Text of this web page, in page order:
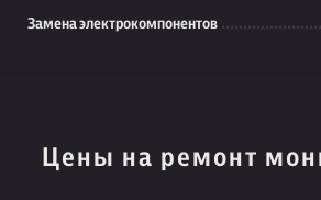
Замена электрокомпонентов
Цены на ремонт